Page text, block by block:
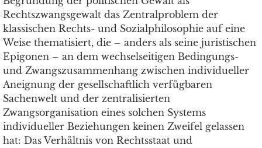
Rechtszwangsgewalt das Zentralproblem der
klassischen Rechts- und Sozialphilosophie auf eine
Weise thematisiert, die – anders als seine juristischen
Epigonen – an dem wechselseitigen Bedingungs-
und Zwangszusammenhang zwischen individueller
Aneignung der gesellschaftlich verfügbaren
Sachenwelt und der zentralisierten
Zwangsorganisation eines solchen Systems
individueller Beziehungen keinen Zweifel gelassen
hat: Das Verhältnis von Rechtsstaat und